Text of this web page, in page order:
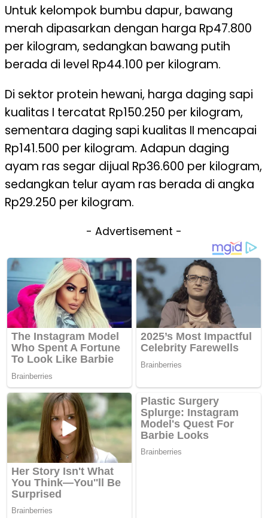
Untuk kelompok bumbu dapur, bawang
merah dipasarkan dengan harga Rp47.800
per kilogram, sedangkan bawang putih
berada di level Rp44.100 per kilogram.
Di sektor protein hewani, harga daging sapi
kualitas I tercatat Rp150.250 per kilogram,
sementara daging sapi kualitas II mencapai
Rp141.500 per kilogram. Adapun daging
ayam ras segar dijual Rp36.600 per kilogram,
sedangkan telur ayam ras berada di angka
Rp29.250 per kilogram.
- Advertisement -